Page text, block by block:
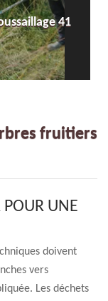
41
fruitiers
UNE
doivent
vers
Les déchets